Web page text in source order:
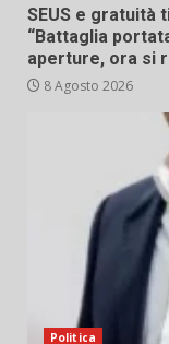
SEUS e gratuità
“Battaglia
aperture, ora si
8 Agosto 2026
Politica